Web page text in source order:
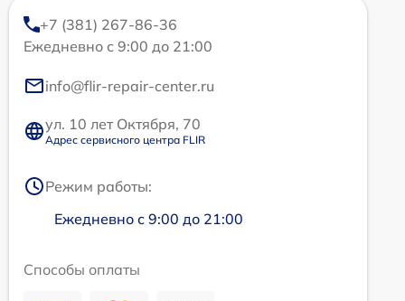
+7 (381) 267-86-36
Ежедневно с 9:00 до 21:00
info@flir-repair-center.ru
ул. 10 лет Октября, 70
Адрес сервисного центра FLIR
Режим работы:
Ежедневно с 9:00 до 21:00
Способы оплаты